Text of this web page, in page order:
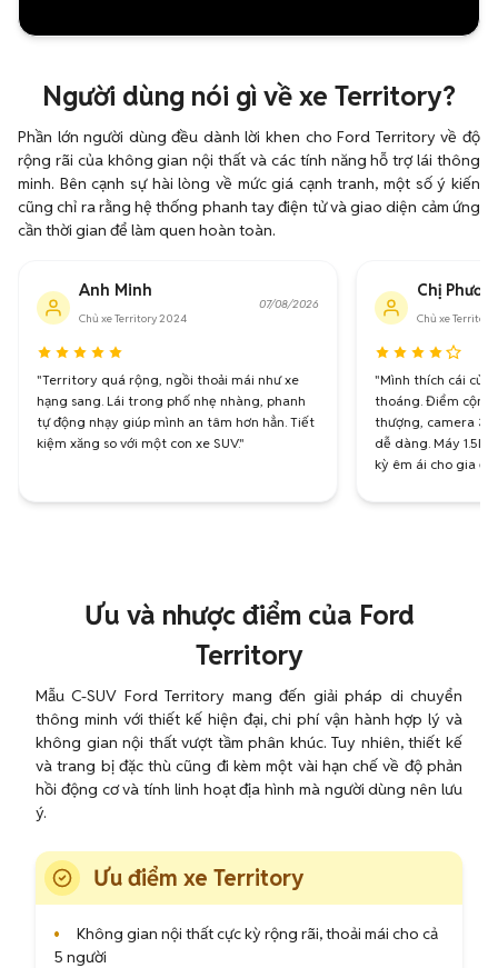
Người dùng nói gì về xe Territory?
Phần lớn người dùng đều dành lời khen cho Ford Territory về độ
rộng rãi của không gian nội thất và các tính năng hỗ trợ lái thông
minh. Bên cạnh sự hài lòng về mức giá cạnh tranh, một số ý kiến
cũng chỉ ra rằng hệ thống phanh tay điện tử và giao diện cảm ứng
cần thời gian để làm quen hoàn toàn.
Anh Minh
Chủ xe Territory 2024
07/08/2026
"Territory quá rộng, ngồi thoải mái như xe
hạng sang. Lái trong phố nhẹ nhàng, phanh
tự động nhạy giúp mình an tâm hơn hẳn. Tiết
kiệm xăng so với một con xe SUV."
Chị
Chủ xe
"Mình thích cái cửa
thoáng. Điểm
thượng, camera
dễ dàng. Máy 1.5L
kỳ êm ái cho gia
Ưu và nhược điểm của Ford
Territory
Mẫu C-SUV Ford Territory mang đến giải pháp di chuyển
thông minh với thiết kế hiện đại, chi phí vận hành hợp lý và
không gian nội thất vượt tầm phân khúc. Tuy nhiên, thiết kế
và trang bị đặc thù cũng đi kèm một vài hạn chế về độ phản
hồi động cơ và tính linh hoạt địa hình mà người dùng nên lưu
ý.
Ưu điểm xe Territory
•
Không gian nội thất cực kỳ rộng rãi, thoải mái cho cả
5 người